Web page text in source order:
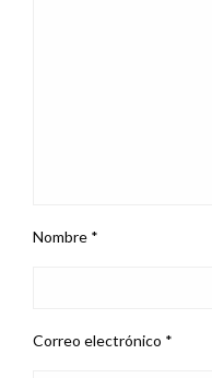
Nombre *
Correo electrónico *